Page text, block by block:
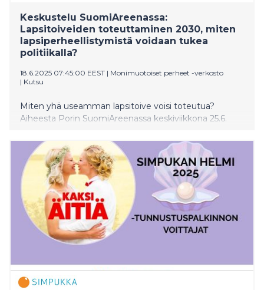
Keskustelu SuomiAreenassa:
Lapsitoiveiden toteuttaminen 2030, miten
lapsiperheellistymistä voidaan tukea
politiikalla?
18.6.2025 07:45:00 EEST | Monimuotoiset perheet -verkosto
| Kutsu
Miten yhä useamman lapsitoive voisi toteutua?
Aiheesta Porin SuomiAreenassa keskiviikkona 25.6.
Laasonen (kok), sekä kansanedustajat Matias
Mäkynen (sdp) ja Hilkka Kemppi (kesk). Keskustelun
järjestävät Monimuotoiset perheet -verkosto ja
Lapsettomien yhdistys Simpukka ry.